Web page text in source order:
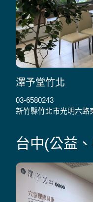
澤予堂竹北
03-6580243
新竹縣竹北市光明六路
台中(公益